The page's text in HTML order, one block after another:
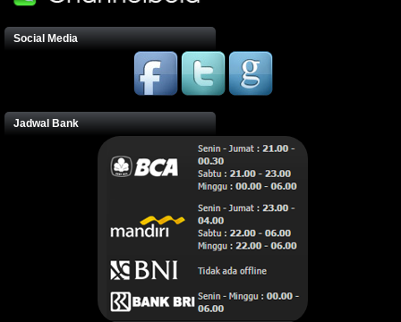
Social Media
Jadwal Bank